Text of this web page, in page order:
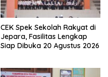
CEK Spek Sekolah Rakyat di
Jepara, Fasilitas Lengkap
Siap Dibuka 20 Agustus 2026